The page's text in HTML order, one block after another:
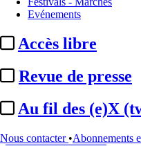
Evénements
Accès libre
Revue de presse
Au fil des (e)X
Nous contacter •Abonnements
Cet article est
99% reste à lire
Pour accéder à cet article, à
formules d'abonnement.
S'abonner à Satellifacts